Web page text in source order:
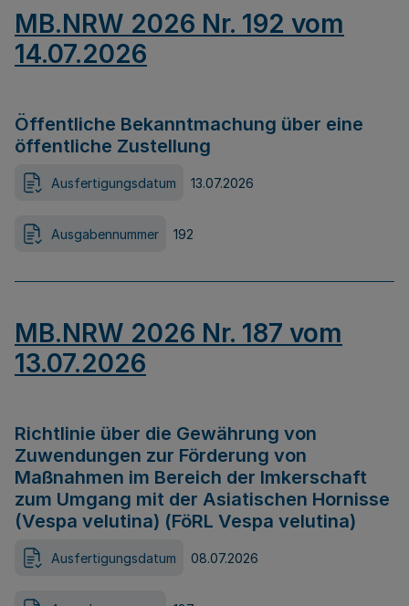
MB.NRW 2026 Nr. 192 vom
14.07.2026
Öffentliche Bekanntmachung über eine
öffentliche Zustellung
Ausfertigungsdatum 13.07.2026
Ausgabennummer 192
MB.NRW 2026 Nr. 187 vom
13.07.2026
Richtlinie über die Gewährung von
Zuwendungen zur Förderung von
Maßnahmen im Bereich der Imkerschaft
zum Umgang mit der Asiatischen Hornisse
(Vespa velutina) (FöRL Vespa velutina)
Ausfertigungsdatum 08.07.2026